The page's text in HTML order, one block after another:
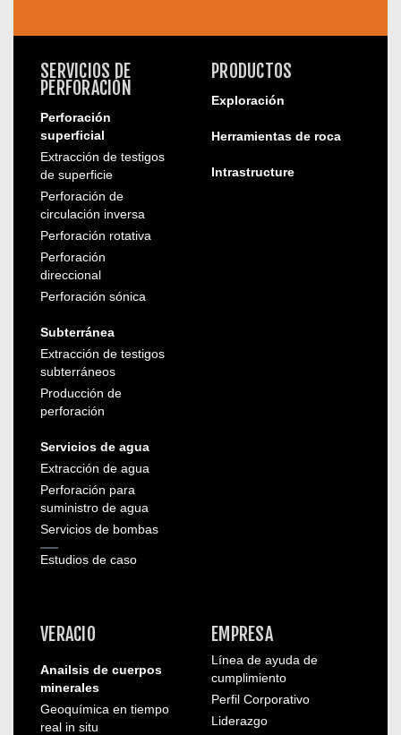
SERVICIOS DE
PERFORACIÓN
Perforación
superficial
Extracción de testigos
de superficie
Perforación de
circulación inversa
Perforación rotativa
Perforación
direccional
Perforación sónica
Subterránea
Extracción de testigos
subterráneos
Producción de
perforación
Servicios de agua
Extracción de agua
Perforación para
suministro de agua
Servicios de bombas
Estudios de caso
PRODUCTOS
Exploración
Herramientas de roca
Intrastructure
VERACIO
Anailsis de cuerpos
minerales
Geoquímica en tiempo
real in situ
EMPRESA
Línea de ayuda de
cumplimiento
Perfil Corporativo
Liderazgo